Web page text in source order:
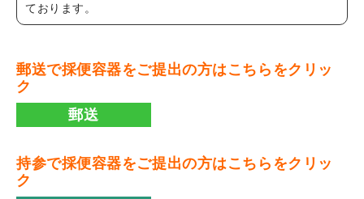
ております。
郵送で採便容器をご提出の方はこちらをクリッ
ク
郵送
持参で採便容器をご提出の方はこちらをクリッ
ク